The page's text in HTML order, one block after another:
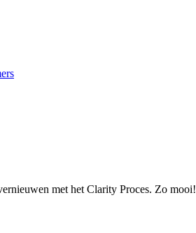
met het Clarity Proces. Zo mooi!